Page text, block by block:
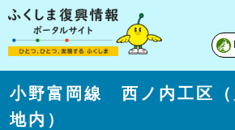
小野富岡線 西ノ内工区（
地内）